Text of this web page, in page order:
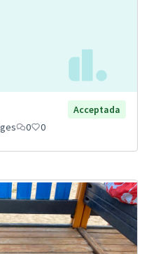
Acceptada
0 0